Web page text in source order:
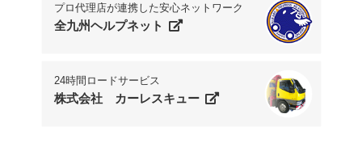
プロ代理店が連携した安心ネットワーク
全九州ヘルプネット
24時間ロードサービス
株式会社 カーレスキュー